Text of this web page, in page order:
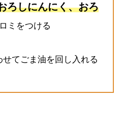
ろしにんにく、おろ
ミをつける
ごま油を回し入れる